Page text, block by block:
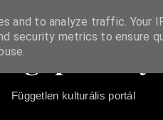
Független kulturális portál
and to analyze traffic. Your
security metrics to ensure